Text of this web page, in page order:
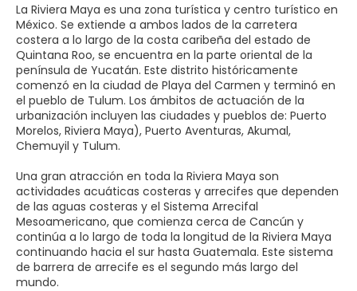
La Riviera Maya es una zona turística y centro turístico en
México. Se extiende a ambos lados de la carretera
costera a lo largo de la costa caribeña del estado de
Quintana Roo, se encuentra en la parte oriental de la
península de Yucatán. Este distrito históricamente
comenzó en la ciudad de Playa del Carmen y terminó en
el pueblo de Tulum. Los ámbitos de actuación de la
urbanización incluyen las ciudades y pueblos de: Puerto
Morelos, Riviera Maya), Puerto Aventuras, Akumal,
Chemuyil y Tulum.
Una gran atracción en toda la Riviera Maya son
actividades acuáticas costeras y arrecifes que dependen
de las aguas costeras y el Sistema Arrecifal
Mesoamericano, que comienza cerca de Cancún y
continúa a lo largo de toda la longitud de la Riviera Maya
continuando hacia el sur hasta Guatemala. Este sistema
de barrera de arrecife es el segundo más largo del
mundo.